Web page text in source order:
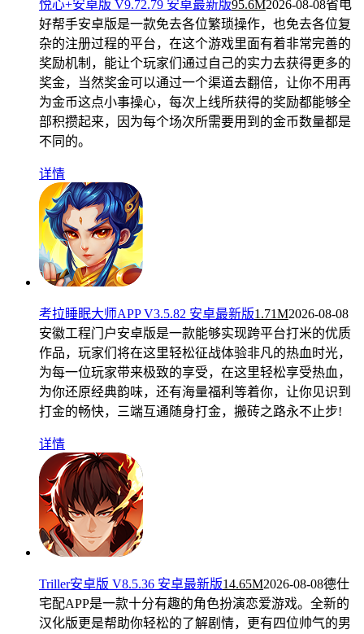
悦心+安卓版 V9.72.79 安卓最新版95.6M2026-08-08省电
好帮手安卓版是一款免去各位繁琐操作，也免去各位复
杂的注册过程的平台，在这个游戏里面有着非常完善的
奖励机制，能让个玩家们通过自己的实力去获得更多的
奖金，当然奖金可以通过一个渠道去翻倍，让你不用再
为金币这点小事操心，每次上线所获得的奖励都能够全
部积攒起来，因为每个场次所需要用到的金币数量都是
不同的。
详情
考拉睡眠大师APP V3.5.82 安卓最新版1.71M2026-08-08
安徽工程门户安卓版是一款能够实现跨平台打米的优质
作品，玩家们将在这里轻松征战体验非凡的热血时光，
为每一位玩家带来极致的享受，在这里轻松享受热血，
为你还原经典韵味，还有海量福利等着你，让你见识到
打金的畅快，三端互通随身打金，搬砖之路永不止步!
详情
Triller安卓版 V8.5.36 安卓最新版14.65M2026-08-08德仕
宅配APP是一款十分有趣的角色扮演恋爱游戏。全新的
汉化版更是帮助你轻松的了解剧情，更有四位帅气的男